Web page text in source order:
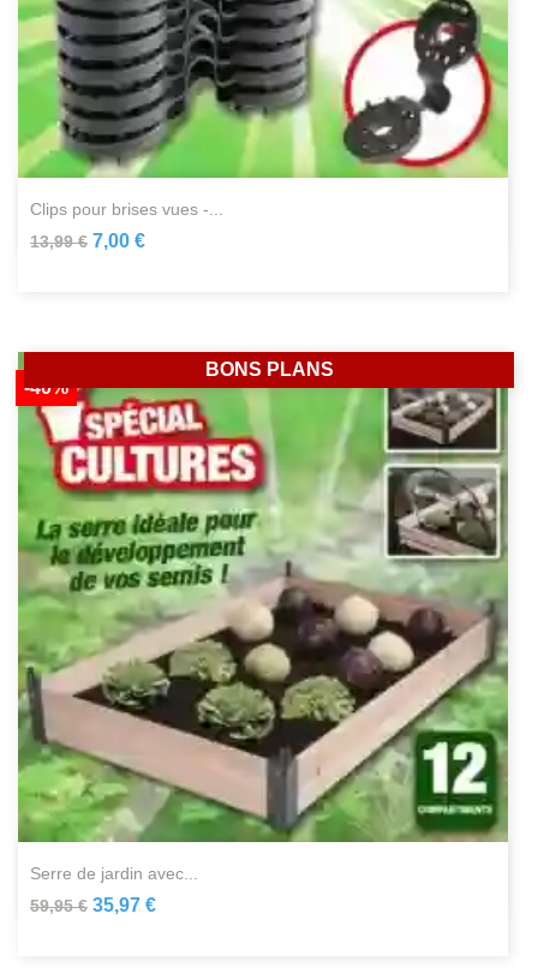
clips pour brises vues -...
13,99 € 7,00 €
serre de jardin avec...
59,95 €
-40%
35,97 €
BONS PLANS